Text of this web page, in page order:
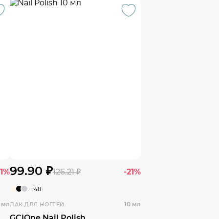
мл
99.90 ₽126.21 ₽ -21%
+48
ЛАК ДЛЯ НОГТЕЙ 10 мл